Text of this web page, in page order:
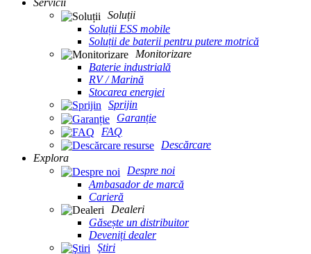
Servicii
Soluții
Soluții ESS mobile
Soluții de baterii pentru putere motrică
Monitorizare
Baterie industrială
RV / Marină
Stocarea energiei
Sprijin
Garanție
FAQ
Descărcare
Explora
Despre noi
Ambasador de marcă
Carieră
Dealeri
Găsește un distribuitor
Deveniți dealer
Ştiri